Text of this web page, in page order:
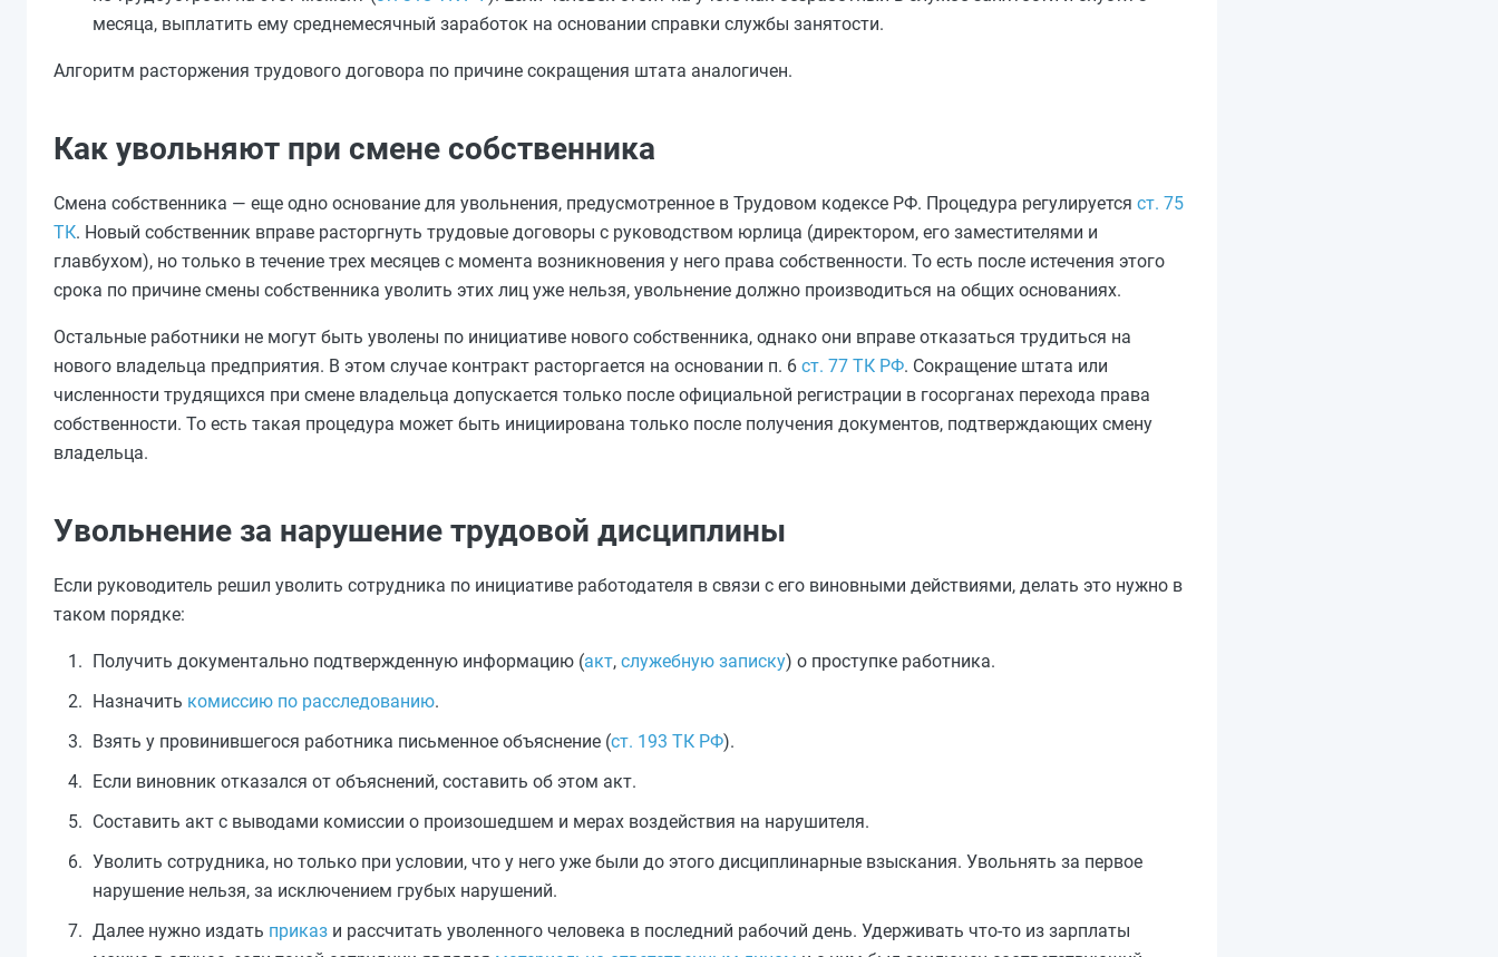
месяца, выплатить ему среднемесячный заработок на основании справки службы занятости.
Алгоритм расторжения трудового договора по причине сокращения штата аналогичен.
Как увольняют при смене собственника
Смена собственника — еще одно основание для увольнения, предусмотренное в Трудовом кодексе РФ. Процедура регулируется ст. 75
ТК. Новый собственник вправе расторгнуть трудовые договоры с руководством юрлица (директором, его заместителями и
главбухом), но только в течение трех месяцев с момента возникновения у него права собственности. То есть после истечения этого
срока по причине смены собственника уволить этих лиц уже нельзя, увольнение должно производиться на общих основаниях.
Остальные работники не могут быть уволены по инициативе нового собственника, однако они вправе отказаться трудиться на
нового владельца предприятия. В этом случае контракт расторгается на основании п. 6 ст. 77 ТК РФ. Сокращение штата или
численности трудящихся при смене владельца допускается только после официальной регистрации в госорганах перехода права
собственности. То есть такая процедура может быть инициирована только после получения документов, подтверждающих смену
владельца.
Увольнение за нарушение трудовой дисциплины
Если руководитель решил уволить сотрудника по инициативе работодателя в связи с его виновными действиями, делать это нужно в
таком порядке:
Получить документально подтвержденную информацию (акт, служебную записку) о проступке работника.
Назначить комиссию по расследованию.
Взять у провинившегося работника письменное объяснение (ст. 193 ТК РФ).
Если виновник отказался от объяснений, составить об этом акт.
Составить акт с выводами комиссии о произошедшем и мерах воздействия на нарушителя.
Уволить сотрудника, но только при условии, что у него уже были до этого дисциплинарные взыскания. Увольнять за первое
нарушение нельзя, за исключением грубых нарушений.
Далее нужно издать приказ и рассчитать уволенного человека в последний рабочий день. Удерживать что-то из зарплаты